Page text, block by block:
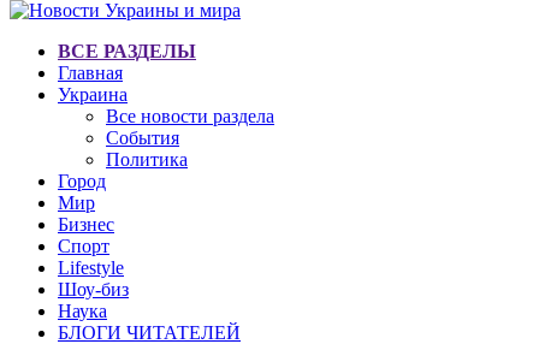
ВСЕ РАЗДЕЛЫ
Главная
Украина
Все новости раздела
События
Политика
Город
Мир
Бизнес
Спорт
Lifestyle
Шоу-биз
Наука
БЛОГИ ЧИТАТЕЛЕЙ